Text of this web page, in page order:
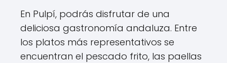
En Pulpí, podrás disfrutar de una
deliciosa gastronomía andaluza. Entre
los platos más representativos se
encuentran el pescado frito, las paellas